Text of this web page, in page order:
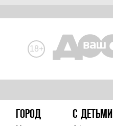
18+
ГОРОД С ДЕТЬМИ